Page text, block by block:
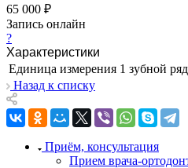
65 000 ₽
Запись онлайн
?
Характеристики
Единица измерения 1 зубной ряд
Назад к списку
Приём, консультация
Прием врача-